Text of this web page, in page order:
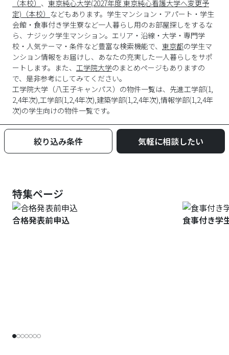
（本校） 、 東京純心大学(2027年度 東京純心看護大学へ変更予
定)（本校） などもあります。学生マンション・アパート・学生
会館・食事付き学生寮など一人暮らし用のお部屋探しをするな
ら、ナジック学生マンション。エリア・沿線・大学・専門学
校・人気テーマ・条件など豊富な検索機能で、 東京都の学生マ
ンション情報をお届けし、あなたの充実した一人暮らしをサポ
ートします。また、 工学院大学のまとめページもありますの
で、是非参考にしてみてください。
工学院大学 （八王子キャンパス）の物件一覧は、 先進工学部(1,
2,4年次),工学部(1,2,4年次),建築学部(1,2,4年次),情報学部(1,2,4年
次)の学生向けの物件一覧です。
絞り込み条件 気軽に相談したい
特集ページ
合格発表前申込 食事付き学